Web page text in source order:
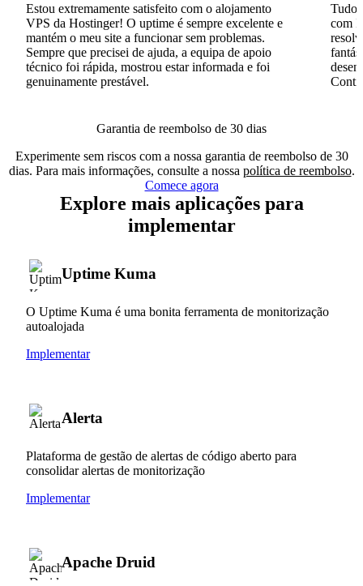
Estou extremamente satisfeito com o alojamento
VPS da Hostinger! O uptime é sempre excelente e
mantém o meu site a funcionar sem problemas.
Sempre que precisei de ajuda, a equipa de apoio
técnico foi rápida, mostrou estar informada e foi
genuinamente prestável.
Tudo
com
Garantia de reembolso de 30 dias
Experimente sem riscos com a nossa garantia de reembolso de 30
dias. Para mais informações, consulte a nossa política de reembolso.
Comece agora
Explore mais aplicações para
implementar
Uptime Kuma
O Uptime Kuma é uma bonita ferramenta de monitorização
autoalojada
Implementar
Alerta
Plataforma de gestão de alertas de código aberto para
consolidar alertas de monitorização
Implementar
Apache Druid